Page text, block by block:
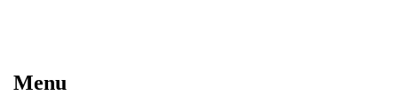
Menu